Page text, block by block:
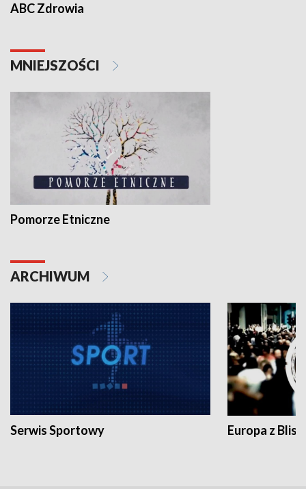
ABC Zdrowia
MNIEJSZOŚCI
Pomorze Etniczne
ARCHIWUM
Serwis Sportowy Europa z